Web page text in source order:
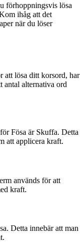
förhoppningsvis lösa
ihåg att det
när du löser
att lösa ditt korsord, har
antal alternativa ord
Fösa är Skuffa. Detta
att applicera kraft.
används för att
kraft.
Detta innebär att man